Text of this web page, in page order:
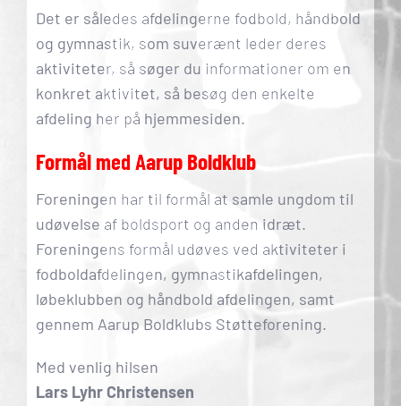
Det er således afdelingerne fodbold, håndbold
og gymnastik, som suverænt leder deres
aktiviteter, så søger du informationer om en
konkret aktivitet, så besøg den enkelte
afdeling her på hjemmesiden.
Formål med Aarup Boldklub
Foreningen har til formål at samle ungdom til
udøvelse af boldsport og anden idræt.
Foreningens formål udøves ved aktiviteter i
fodboldafdelingen, gymnastikafdelingen,
løbeklubben og håndbold afdelingen, samt
gennem Aarup Boldklubs Støtteforening.
Med venlig hilsen
Lars Lyhr Christensen